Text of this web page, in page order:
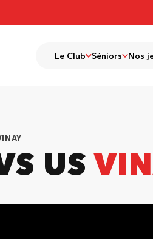
Le Club Séniors Nos
US